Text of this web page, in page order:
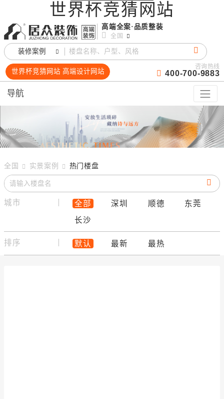
世界杯竞猜网站
高端全案·品质整装
全国
装修案例
世界杯竞猜网站 高端设计网站
咨询热线
400-700-9883
导航
全国 实景案例 热门楼盘
城市 全部 深圳 顺德
东莞
长沙
排序 默认 最新 最热